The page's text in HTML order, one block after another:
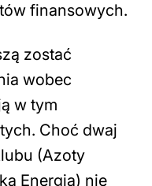
finansowych.
zostać
wobec
w tym
Choć dwaj
(Azoty
Energia) nie